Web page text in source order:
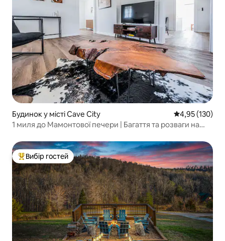
Будинок у місті Cave City Середня
4,95 (130)
1 миля до Мамонтової печери | Багаття та розваги на
Топ вибір гостей
Вибір гостей